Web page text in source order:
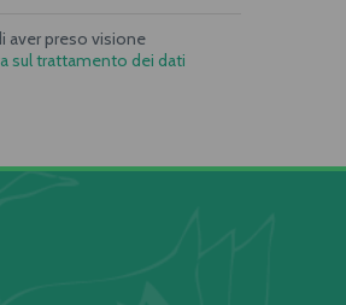
aver preso visione
sul trattamento dei dati